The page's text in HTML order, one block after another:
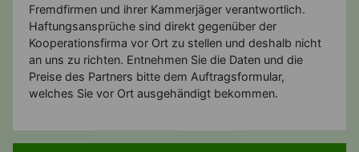
Fremdfirmen und ihrer Kammerjäger verantwortlich.
Haftungsansprüche sind direkt gegenüber der
Kooperationsfirma vor Ort zu stellen und deshalb nicht
an uns zu richten. Entnehmen Sie die Daten und die
Preise des Partners bitte dem Auftragsformular,
welches Sie vor Ort ausgehändigt bekommen.